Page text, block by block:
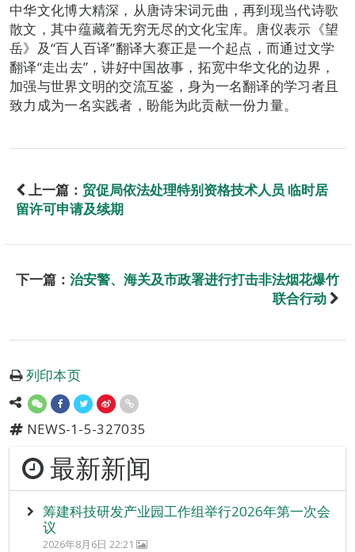
中华文化博大精深，从唐诗宋词元曲，再到现当代诗歌
散文，其中蕴藏着无穷无尽的文化宝库。唐仪表示《望
岳》及“百人百译”翻译大赛正是一个起点，而通过文学
翻译“走出去”，讲好中国故事，拓宽中华文化的边界，
加强与世界文明的交流互鉴，身为一名翻译的学习者且
致力成为一名实践者，盼能为此贡献一份力量。
上一篇： 贸促局依法处理特别资格技术人员 临时居
留许可申请及续期
下一篇： 治安警、海关及市政署进行打击非法烟花爆竹
联合行动
列印本页
NEWS-1-5-327035
最新新闻
筹建科技研发产业园工作组举行2026年第一次会
议
2026年8月6日 22:21